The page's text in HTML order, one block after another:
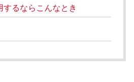
するならこんなとき